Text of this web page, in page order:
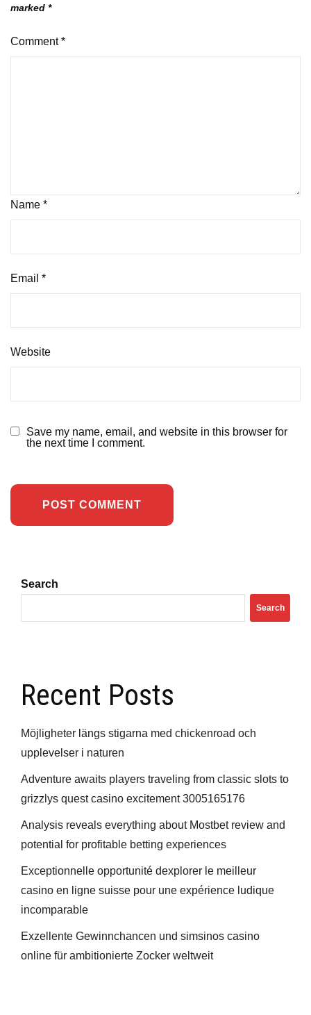
marked *
Comment*
Name *
Email *
Website
Save my name, email, and website in this browser for
the next time I comment.
Search
Search
Recent Posts
Möjligheter längs stigarna med chickenroad och
upplevelser i naturen
Adventure awaits players traveling from classic slots to
grizzlys quest casino excitement 3005165176
Analysis reveals everything about Mostbet review and
potential for profitable betting experiences
Exceptionnelle opportunité dexplorer le meilleur
casino en ligne suisse pour une expérience ludique
incomparable
Exzellente Gewinnchancen und simsinos casino
online für ambitionierte Zocker weltweit